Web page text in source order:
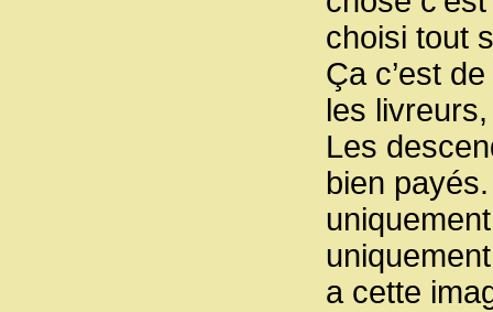
choisi tout
Ça c’est
les
Les
bien
a cette